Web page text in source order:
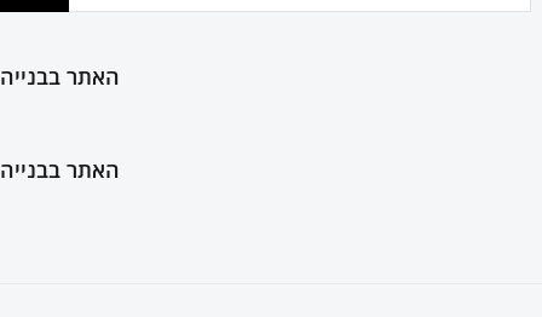
האתר בבנייה
האתר בבנייה